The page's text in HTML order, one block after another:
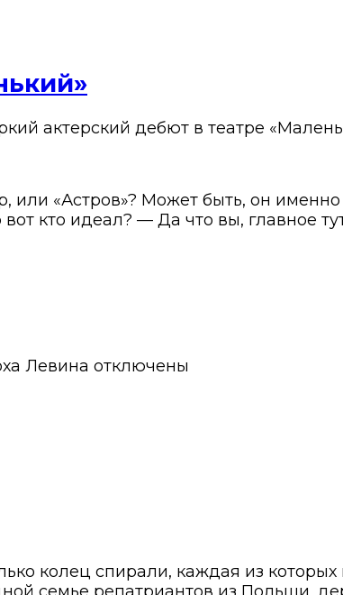
актерский дебют в театре
или «Астров»? Может быть, он
кто идеал? — Да что вы, главное тут
Левина отключены
колец спирали, каждая из